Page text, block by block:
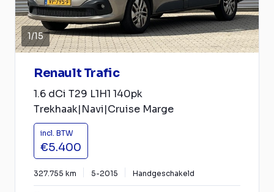
1/15
Renault Trafic
1.6 dCi T29 L1H1 140pk
Trekhaak|Navi|Cruise Marge
incl. BTW
€5.400
327.755 km 5-2015 Handgeschakeld